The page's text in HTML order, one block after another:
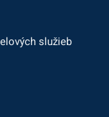
služieb